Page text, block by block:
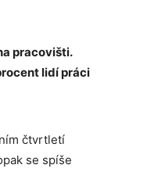
pracovišti.
lidí práci
čtvrtletí
se spíše